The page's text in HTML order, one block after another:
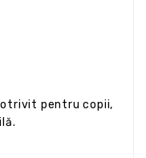
pentru copii,